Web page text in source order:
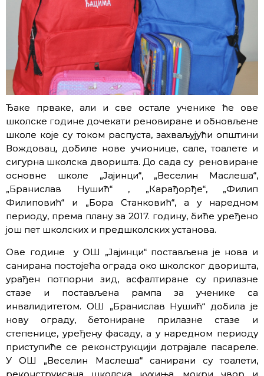
Ђаке прваке, али и све остале ученике ће ове
школске године дочекати реновиране и обновљене
школе које су током распуста, захваљујући општини
Вождовац, добиле нове учионице, сале, тоалете и
сигурна школска дворишта. До сада су реновиране
основне школе „Јајинци“, „Веселин Маслеша“,
„Бранислав Нушић“ , „Карађорђе“, „Филип
Филиповић“ и „Бора Станковић“, а у наредном
периоду, према плану за 2017. годину, биће уређено
још пет школских и предшколских установа.
Ове године у ОШ „Јајинци“ постављена је нова и
санирана постојећа ограда око школског дворишта,
урађен потпорни зид, асфалтиране су прилазне
стазе и постављена рампа за ученике са
инвалидитетом. ОШ „Бранислав Нушић“ добила је
нову ограду, бетониране прилазне стазе и
степенице, уређену фасаду, а у наредном периоду
приступиће се реконструкцији дотрајале пасареле.
У ОШ „Веселин Маслеша“ санирани су тоалети,
реконструисана школска кухиња, мокри чвор и